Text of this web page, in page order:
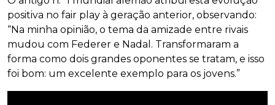
positiva no fair play à geração anterior, observando:
“Na minha opinião, o tema da amizade entre rivais
mudou com Federer e Nadal. Transformaram a
forma como dois grandes oponentes se tratam, e isso
foi bom: um excelente exemplo para os jovens.”